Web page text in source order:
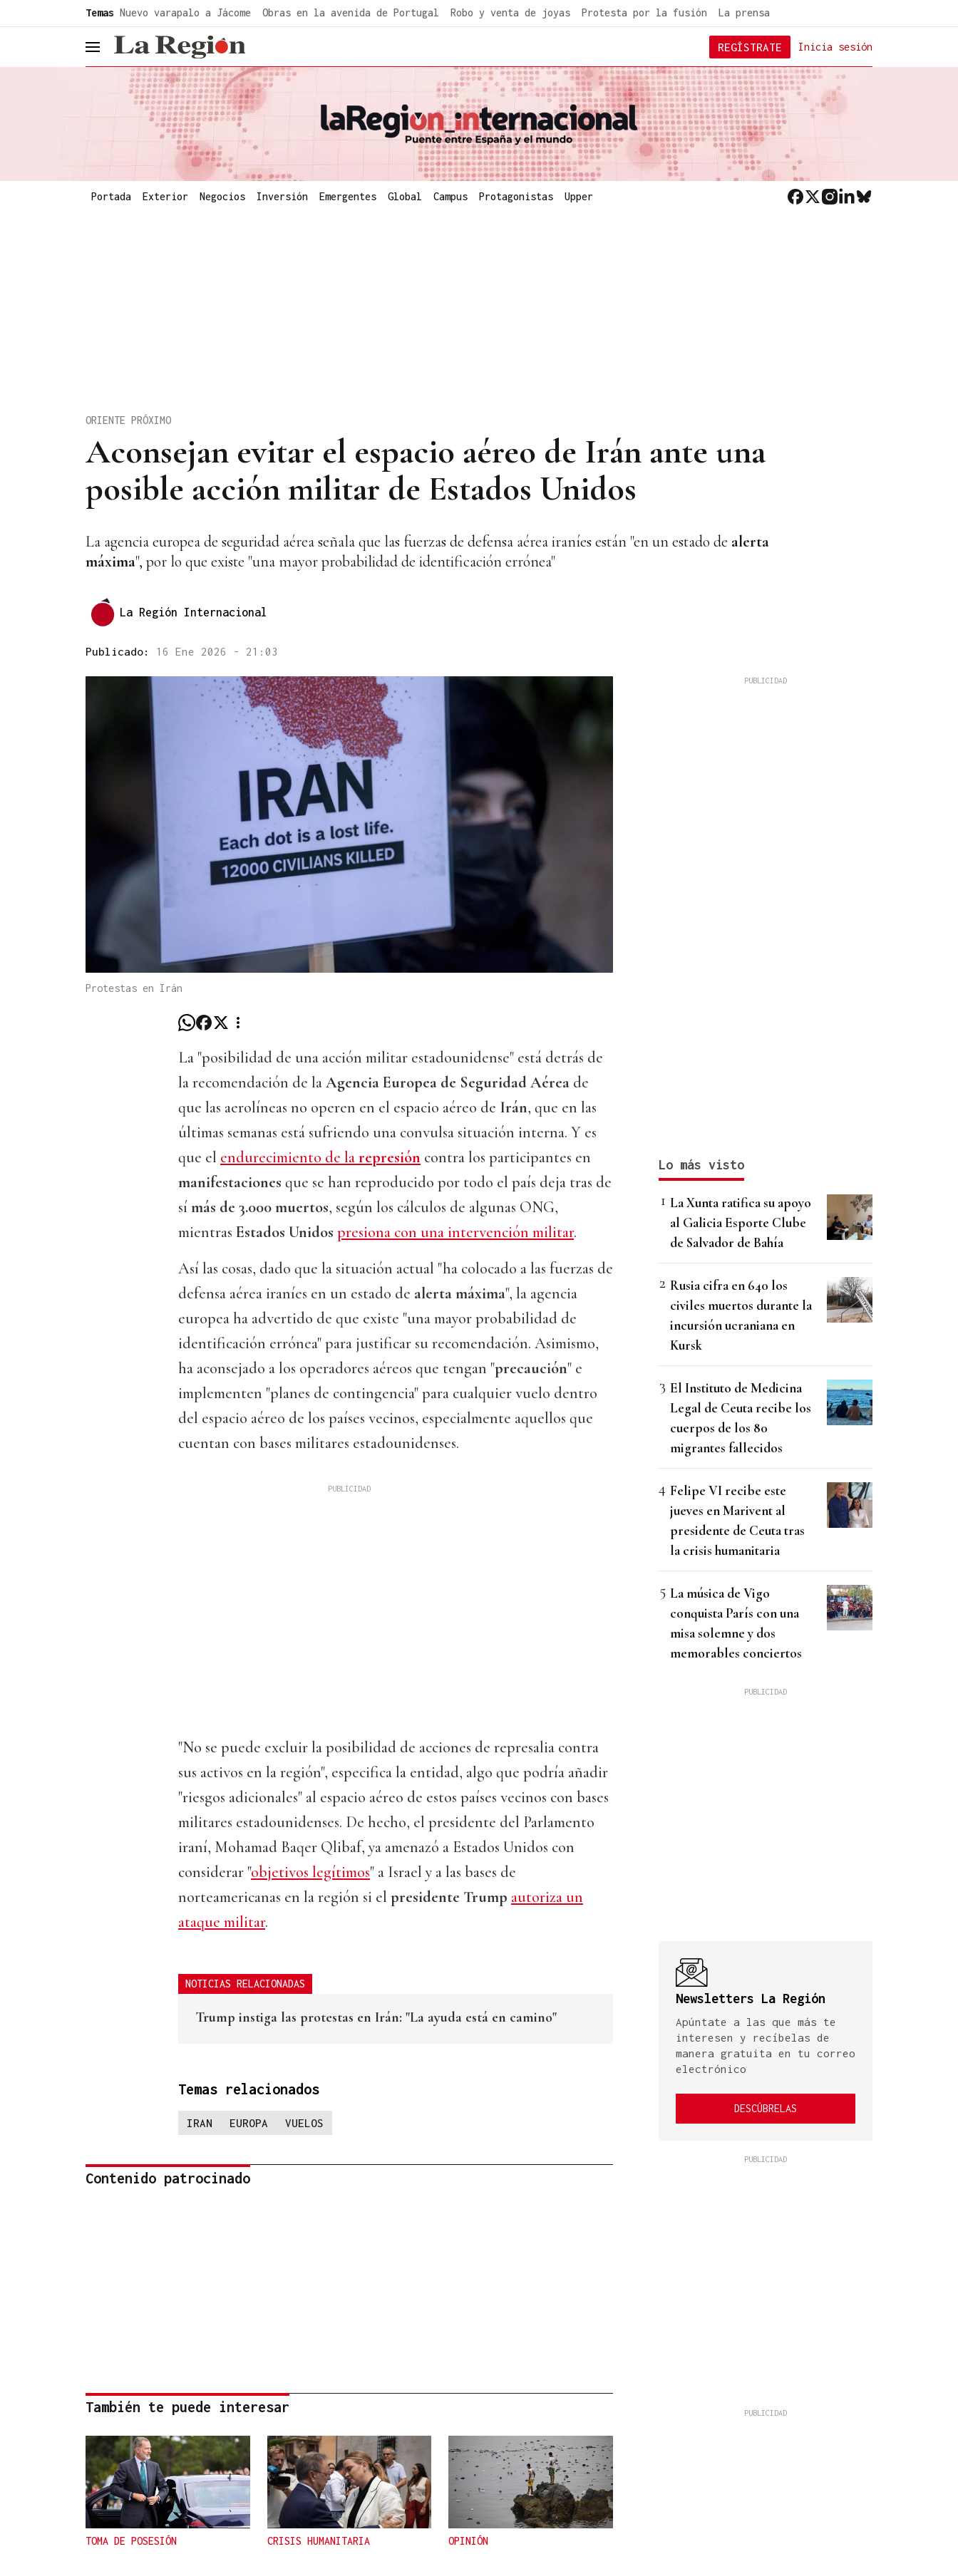
Temas Nuevo varapalo a Jácome Obras en la avenida de Portugal Robo y venta de joyas Protesta por la fusión La prensa
header.menu.open Inicia sesión
REGÍSTRATE
Portada Exterior Negocios Inversión Emergentes Global Campus Protagonistas Upper
Aconsejan evitar el espacio aéreo de Irán ante una
posible acción militar de Estados Unidos
ORIENTE PRÓXIMO
La agencia europea de seguridad aérea señala que las fuerzas de defensa aérea iraníes están "en un estado de alerta
máxima", por lo que existe "una mayor probabilidad de identificación errónea"
La Región Internacional
Publicado: 16 Ene 2026 - 21:03
Protestas en Irán
La "posibilidad de una acción militar estadounidense" está detrás de
la recomendación de laAgencia Europea de Seguridad Aérea de
que las aerolíneas no operen en el espacio aéreo de Irán, que en las
últimas semanas está sufriendo una convulsa situación interna. Y es
que el endurecimiento de larepresión contra los participantes en
manifestaciones que se han reproducido por todo el país deja tras de
sí más de 3.000 muertos, según los cálculos de algunas ONG,
mientras Estados Unidos presiona con una intervención militar.
Así las cosas, dado que la situación actual "ha colocado a las fuerzas de
defensa aérea iraníes en un estado de alerta máxima", la agencia
europea ha advertido de que existe "una mayor probabilidad de
identificación errónea" para justificar su recomendación. Asimismo,
ha aconsejado a los operadores aéreos que tengan "precaución" e
implementen "planes de contingencia" para cualquier vuelo dentro
del espacio aéreo de los países vecinos, especialmente aquellos que
cuentan con bases militares estadounidenses.
"No se puede excluir la posibilidad de acciones de represalia contra
sus activos en la región", especifica la entidad, algo que podría añadir
"riesgos adicionales" al espacio aéreo de estos países vecinos con bases
militares estadounidenses. De hecho, el presidente del Parlamento
iraní, Mohamad Baqer Qlibaf, ya amenazó a Estados Unidos con
considerar "objetivos legítimos" a Israel y a las bases de
norteamericanas en la región si el presidente Trump autoriza un
ataque militar.
NOTICIAS RELACIONADAS
Trump instiga las protestas en Irán: "La ayuda está en camino"
Temas relacionados
IRAN EUROPA VUELOS
Contenido patrocinado
También te puede interesar
TOMA DE POSESIÓN CRISIS HUMANITARIA OPINIÓN
Lo más visto
La Xunta ratifica su apoyo
al Galicia Esporte Clube
de Salvador de Bahía
Rusia cifra en 640 los
civiles muertos durante la
incursión ucraniana en
Kursk
El Instituto de Medicina
Legal de Ceuta recibe los
cuerpos de los 80
migrantes fallecidos
Felipe VI recibe este
jueves en Marivent al
presidente de Ceuta tras
la crisis humanitaria
La música de Vigo
conquista París con una
misa solemne y dos
memorables conciertos
Newsletters La Región
Apúntate a las que más te
interesen y recíbelas de
manera gratuita en tu correo
electrónico
DESCÚBRELAS